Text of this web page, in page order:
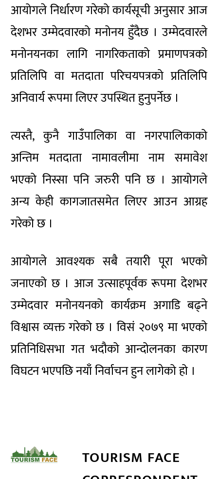
आयोगले निर्धारण गरेको कार्यसूची अनुसार आज
देशभर उम्मेदवारको मनोनय हुँदैछ । उम्मेदवारले
मनोनयनका लागि नागरिकताको प्रमाणपत्रको
प्रतिलिपि वा मतदाता परिचयपत्रको प्रतिलिपि
अनिवार्य रूपमा लिएर उपस्थित हुनुपर्नेछ ।
त्यस्तै, कुनै गाउँपालिका वा नगरपालिकाको
अन्तिम मतदाता नामावलीमा नाम समावेश
भएको निस्सा पनि जरुरी पनि छ । आयोगले
अन्य केही कागजातसमेत लिएर आउन आग्रह
गरेको छ ।
आयोगले आवश्यक सबै तयारी पूरा भएको
जनाएको छ । आज उत्साहपूर्वक रूपमा देशभर
उम्मेदवार मनोनयनको कार्यक्रम अगाडि बढ्ने
विश्वास व्यक्त गरेको छ । विसं २०७९ मा भएको
प्रतिनिधिसभा गत भदौको आन्दोलनका कारण
विघटन भएपछि नयाँ निर्वाचन हुन लागेको हो ।
TOURISM FACE